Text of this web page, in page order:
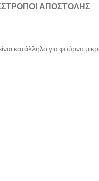
ΤΡΌΠΟΙ ΑΠΟΣΤΟΛΉΣ
κατάλληλο για φούρνο